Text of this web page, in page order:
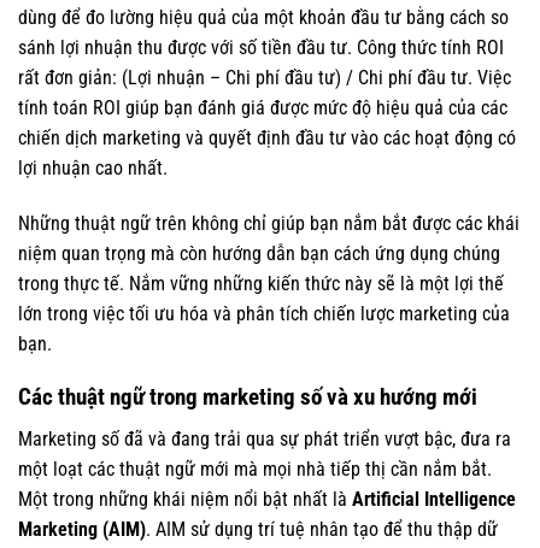
dùng để đo lường hiệu quả của một khoản đầu tư bằng cách so
sánh lợi nhuận thu được với số tiền đầu tư. Công thức tính ROI
rất đơn giản: (Lợi nhuận – Chi phí đầu tư) / Chi phí đầu tư. Việc
tính toán ROI giúp bạn đánh giá được mức độ hiệu quả của các
chiến dịch marketing và quyết định đầu tư vào các hoạt động có
lợi nhuận cao nhất.
Những thuật ngữ trên không chỉ giúp bạn nắm bắt được các khái
niệm quan trọng mà còn hướng dẫn bạn cách ứng dụng chúng
trong thực tế. Nắm vững những kiến thức này sẽ là một lợi thế
lớn trong việc tối ưu hóa và phân tích chiến lược marketing của
bạn.
Các thuật ngữ trong marketing số và xu hướng mới
Marketing số đã và đang trải qua sự phát triển vượt bậc, đưa ra
một loạt các thuật ngữ mới mà mọi nhà tiếp thị cần nắm bắt.
Một trong những khái niệm nổi bật nhất là Artificial Intelligence
Marketing (AIM). AIM sử dụng trí tuệ nhân tạo để thu thập dữ